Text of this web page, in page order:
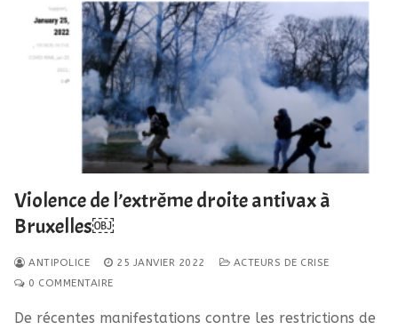
Violence de l’extrême droite antivax à
Bruxelles￼
ANTIPOLICE 25 JANVIER 2022
ACTEURS DE CRISE
0 COMMENTAIRE
De récentes manifestations contre les restrictions de